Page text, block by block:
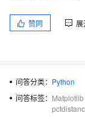
赞同
问答分类： Python
问答标签：